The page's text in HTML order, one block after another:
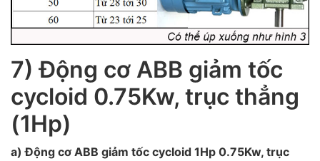
7) Động cơ ABB giảm tốc
cycloid 0.75Kw, trục thẳng
(1Hp)
a) Động cơ ABB giảm tốc cycloid 1Hp 0.75Kw, trục